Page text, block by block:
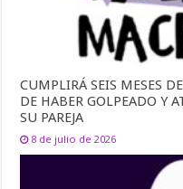
CUMPLIRÁ SEIS MESES
DE HABER GOLPEADO Y
SU PAREJA
8 de julio de 2026